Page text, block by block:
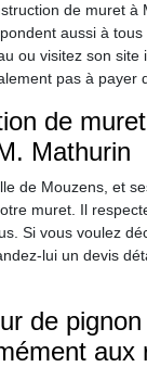
de muret à
aussi à
ou visitez son
pas à payer
de
Mathurin
de Mouzens, et
muret. Il
Si vous voulez
lui un devis
de
aux